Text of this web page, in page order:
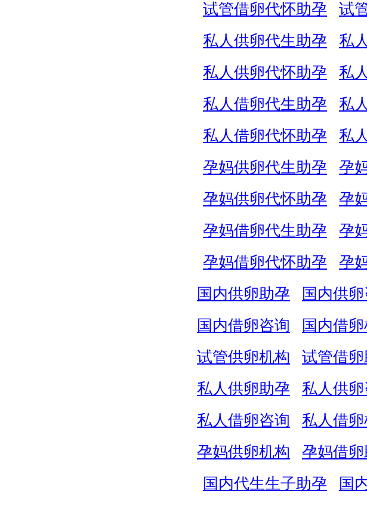
试管借卵代怀助孕
试
私人供卵代生助孕
私
私人供卵代怀助孕
私
私人借卵代生助孕
私
私人借卵代怀助孕
私
孕妈供卵代生助孕
孕
孕妈供卵代怀助孕
孕
孕妈借卵代生助孕
孕
孕妈借卵代怀助孕
孕
国内供卵助孕
国内供
国内借卵咨询
国内借
试管供卵机构
试管借
私人供卵助孕
私人供卵
私人借卵咨询
私人借卵
孕妈供卵机构
孕妈借
国内代生生子助孕
国